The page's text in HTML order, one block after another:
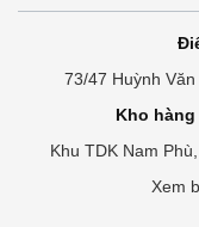
73/47 Huỳnh
Kho
Khu TDK Nam
Xem